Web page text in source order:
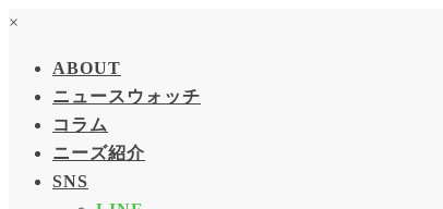
×
ABOUT
ニュースウォッチ
コラム
ニーズ紹介
SNS